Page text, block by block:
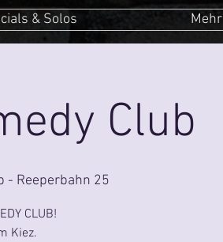
& Solos Mehr
Club
- Reeperbahn 25
CLUB!
Kiez.